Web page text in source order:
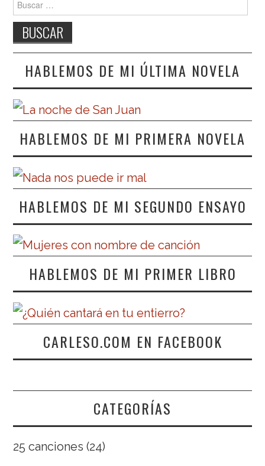
HABLEMOS DE MI ÚLTIMA NOVELA
HABLEMOS DE MI PRIMERA NOVELA
HABLEMOS DE MI SEGUNDO ENSAYO
HABLEMOS DE MI PRIMER LIBRO
CARLESO.COM EN FACEBOOK
CATEGORÍAS
25 canciones (24)